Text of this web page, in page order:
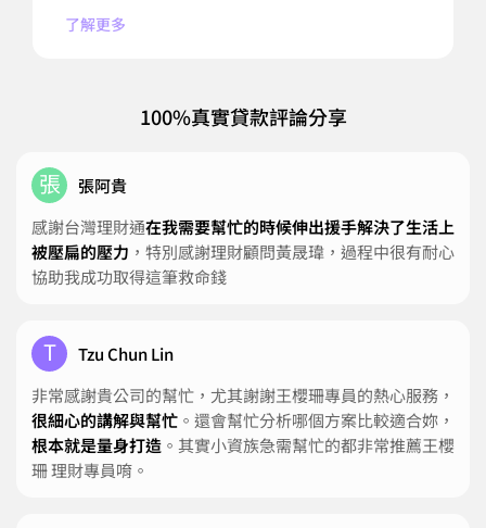
了解更多
100%真實貸款評論分享
張
張阿貴
感謝台灣理財通在我需要幫忙的時候伸出援手解決了生活上
被壓扁的壓力 ，特別感謝理財顧問黃晟瑋，過程中很有耐心
協助我成功取得這筆救命錢
T
Tzu Chun Lin
非常感謝貴公司的幫忙，尤其謝謝王櫻珊專員的熱心服務，
很細心的講解與幫忙 。還會幫忙分析哪個方案比較適合妳，
根本就是量身打造 。其實小資族急需幫忙的都非常推薦王櫻
珊 理財專員唷。